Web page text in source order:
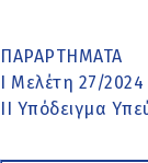
ΠΑΡΑΡΤΗΜΑΤΑ
Ι Μελέτη 27/
ΙΙ Υπόδειγμα